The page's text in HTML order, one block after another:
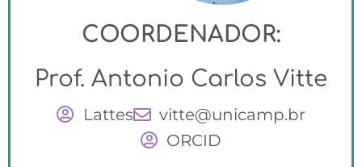
COORDENADOR:
Prof. Antonio Carlos Vitte
Lattes
vitte@unicamp.br
ORCID